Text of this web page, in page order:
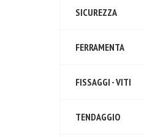
SICUREZZA
FERRAMENTA
FISSAGGI - VITI
TENDAGGIO